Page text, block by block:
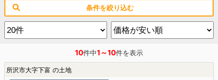
条件を絞り込む
10件中1～10件を表示
所沢市大字下富 の土地